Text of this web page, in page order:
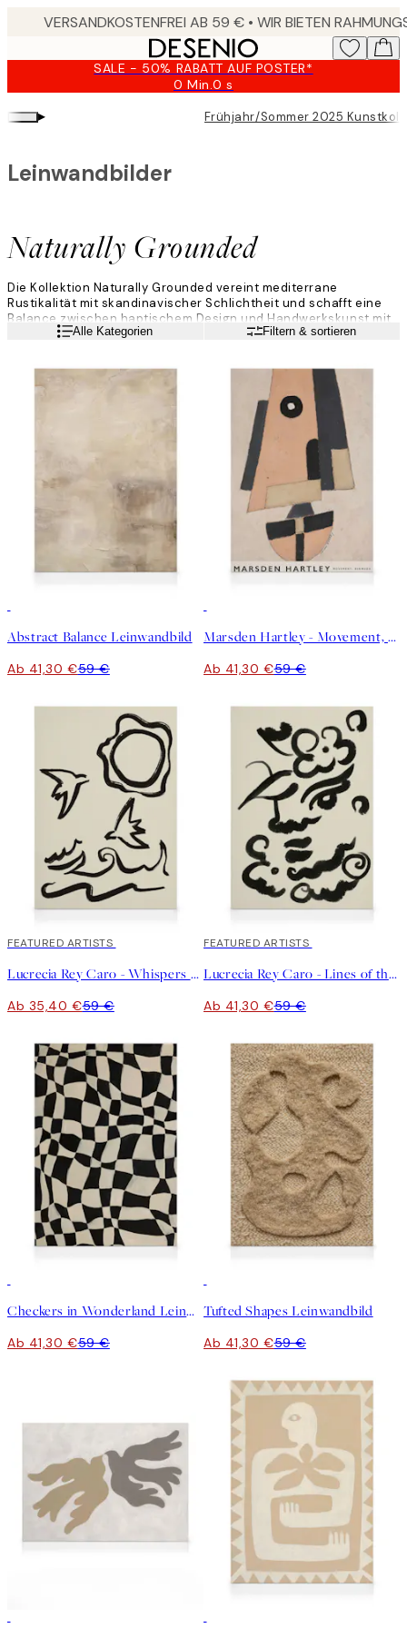
SALE - 50% RABATT AUF POSTER*
0 Min.0 s
Gültig
bis:
2026-
▸ Frühjahr/Sommer 2025
Naturally Grounded
Leinwandbilder
Die Kollektion Naturally Grounded vereint mediterrane
Rustikalität mit skandinavischer Schlichtheit und schafft eine
Balance zwischen haptischem Design und Handwerkskunst mit
eleganten und raffinierten Stilen. Die Kollektion vermittelt
WeiterlesenAlle Kategorien Filtern & sortieren
Abstract Balance Leinwandbild
Ab 41,30 €59 €
Marsden Hartley - Movement, Bermuda Leinwandbild
Ab 41,30 €59 €
40%*
FEATURED ARTISTS
Lucrecia Rey Caro - Whispers of the Sea Leinwandbild
Ab 35,40 €59 €
30%*
FEATURED ARTISTS
Lucrecia Rey Caro - Lines of the Soul Leinwandbild
Ab 41,30 €59 €
Checkers in Wonderland Leinwandbild
Ab 41,30 €59 €
Tufted Shapes Leinwandbild
Ab 41,30 €59 €